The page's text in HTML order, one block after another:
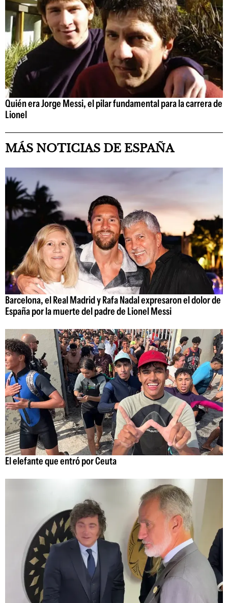
Quién era Jorge Messi, el pilar fundamental para la carrera de
Lionel
MÁS NOTICIAS DE ESPAÑA
Barcelona, el Real Madrid y Rafa Nadal expresaron el dolor de
España por la muerte del padre de Lionel Messi
El elefante que entró por Ceuta